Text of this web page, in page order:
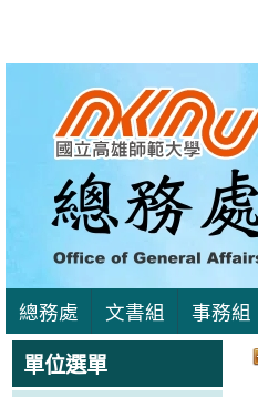
總務處 文書組 事務組
單位選單